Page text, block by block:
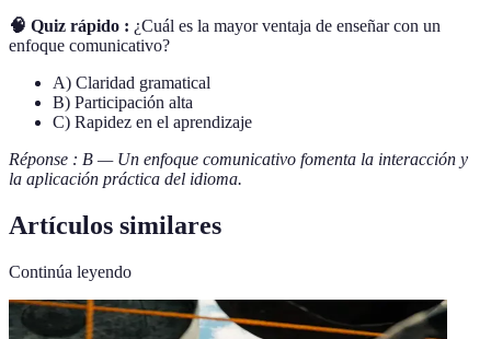
🧠 Quiz rápido : ¿Cuál es la mayor ventaja de enseñar con un
enfoque comunicativo?
A) Claridad gramatical
B) Participación alta
C) Rapidez en el aprendizaje
Réponse : B — Un enfoque comunicativo fomenta la interacción y
la aplicación práctica del idioma.
Artículos similares
Continúa leyendo